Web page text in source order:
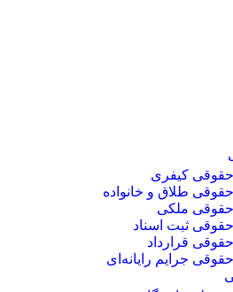
کیفری
طلاق و خانواده
ملکی
ثبت اسناد
قرارداد
جرایم رایانه‌ای